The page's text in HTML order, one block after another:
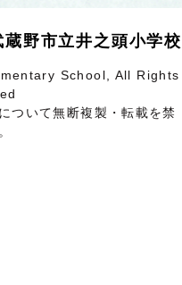
蔵野市立井之頭小学校
School, All Rights
ついて無断複製・転載を禁